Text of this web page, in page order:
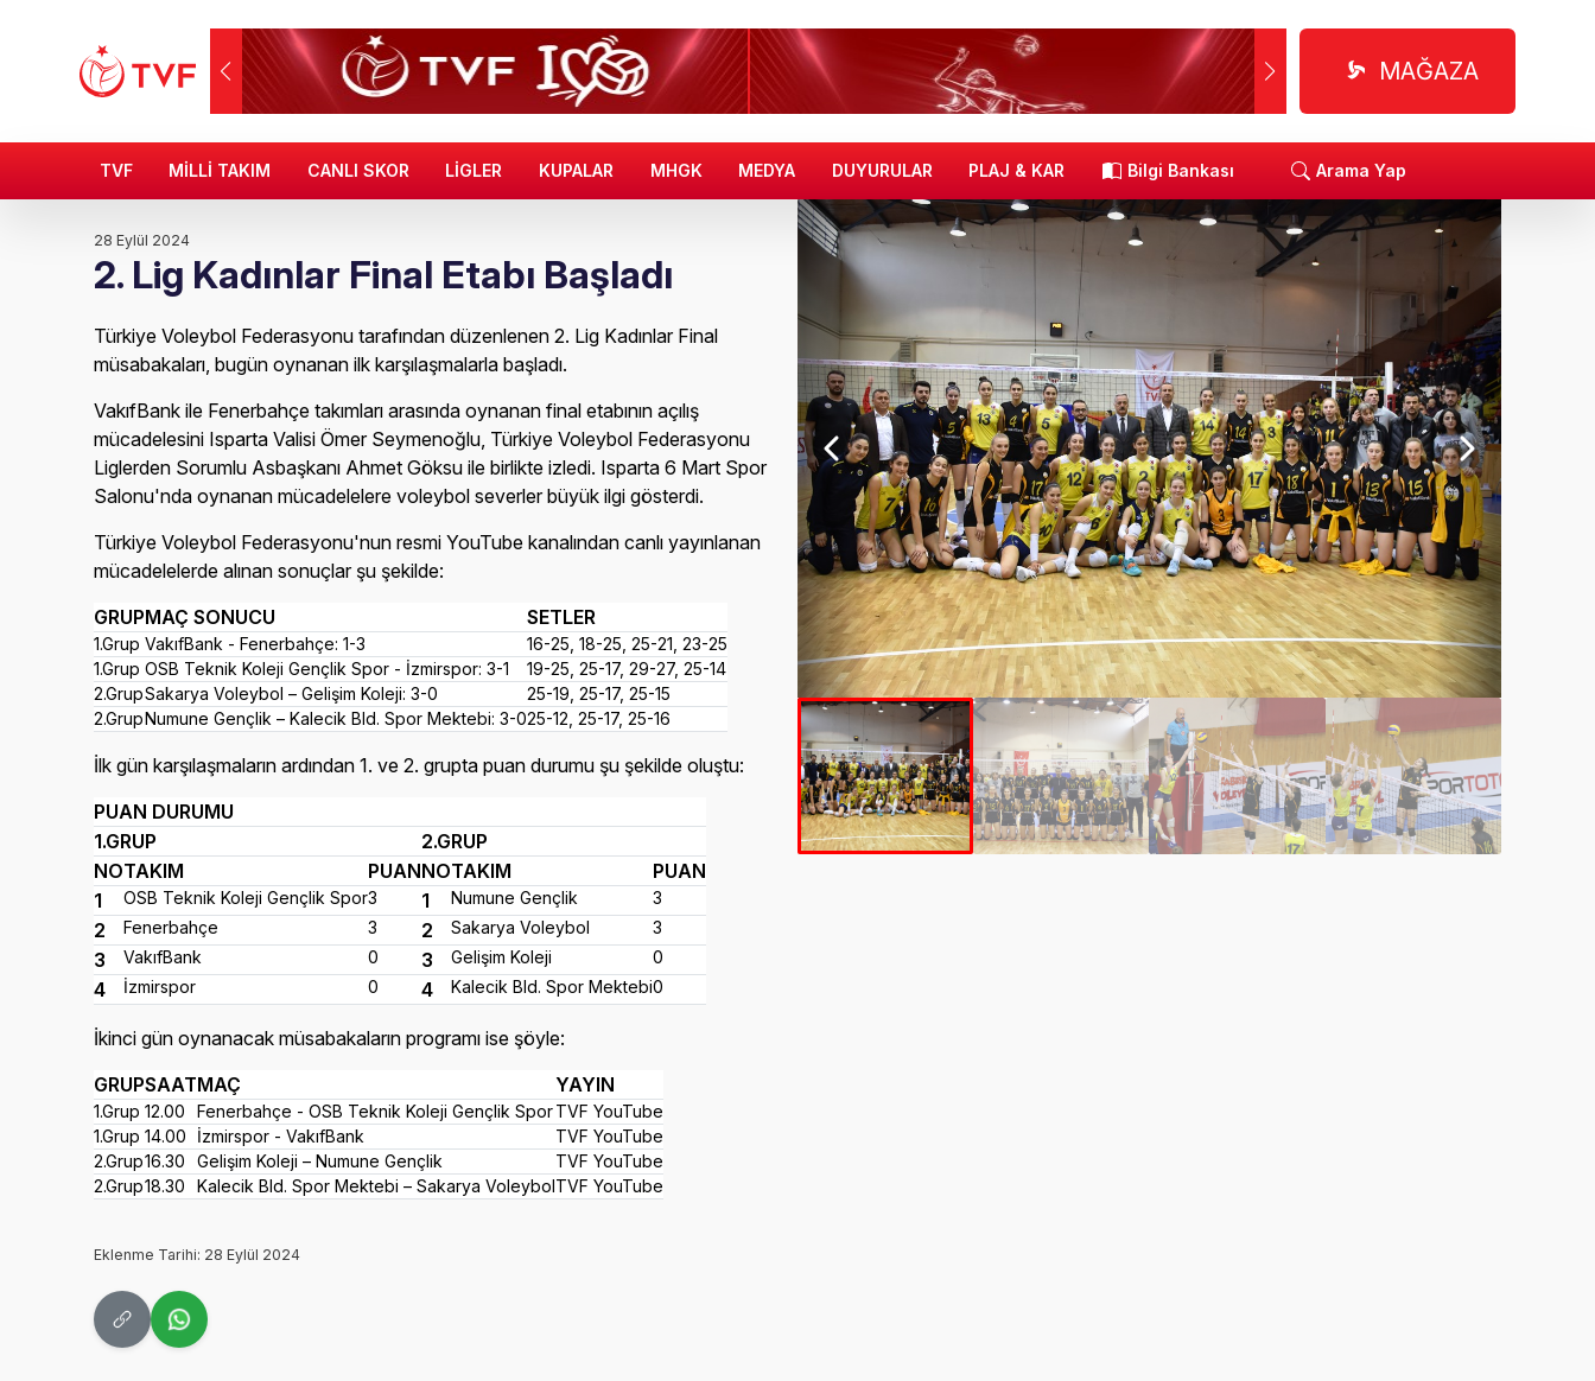
MAĞAZA
TVF MİLLİ TAKIM CANLI SKOR LİGLER KUPALAR MHGK MEDYA DUYURULAR PLAJ & KAR Bilgi Bankası Arama Yap
28 Eylül 2024
2. Lig Kadınlar Final Etabı Başladı
Türkiye Voleybol Federasyonu tarafından düzenlenen 2. Lig Kadınlar Final
müsabakaları, bugün oynanan ilk karşılaşmalarla başladı.
VakıfBank ile Fenerbahçe takımları arasında oynanan final etabının açılış
mücadelesini Isparta Valisi Ömer Seymenoğlu, Türkiye Voleybol Federasyonu
Liglerden Sorumlu Asbaşkanı Ahmet Göksu ile birlikte izledi. Isparta 6 Mart Spor
Salonu'nda oynanan mücadelelere voleybol severler büyük ilgi gösterdi.
Türkiye Voleybol Federasyonu'nun resmi YouTube kanalından canlı yayınlanan
mücadelelerde alınan sonuçlar şu şekilde:
GRUPMAÇ SONUCU SETLER
1.Grup VakıfBank - Fenerbahçe: 1-3
16-25, 18-25, 25-21, 23-25
1.Grup OSB Teknik Koleji Gençlik Spor - İzmirspor: 3-1
19-25, 25-17, 29-27, 25-14
2.GrupSakarya Voleybol – Gelişim Koleji: 3-0
25-19, 25-17, 25-15
2.GrupNumune Gençlik – Kalecik Bld. Spor Mektebi: 3-025-12, 25-17, 25-16
İlk gün karşılaşmaların ardından 1. ve 2. grupta puan durumu şu şekilde oluştu:
PUAN DURUMU
1.GRUP
2.GRUP
NOTAKIM PUANNOTAKIM
PUAN
1
OSB Teknik Koleji Gençlik Spor3 1 Numune Gençlik 3
2 Fenerbahçe 3 2 Sakarya Voleybol 3
3 VakıfBank 0 3 Gelişim Koleji 0
4 İzmirspor 0 4 Kalecik Bld. Spor Mektebi0
İkinci gün oynanacak müsabakaların programı ise şöyle:
GRUPSAATMAÇ YAYIN
1.Grup 12.00 Fenerbahçe - OSB Teknik Koleji Gençlik SporTVF YouTube
1.Grup 14.00 İzmirspor - VakıfBank
TVF YouTube
2.Grup16.30 Gelişim Koleji – Numune Gençlik
TVF YouTube
2.Grup18.30 Kalecik Bld. Spor Mektebi – Sakarya VoleybolTVF YouTube
Eklenme Tarihi: 28 Eylül 2024